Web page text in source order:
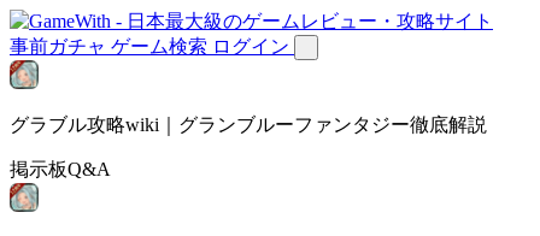
事前ガチャ ゲーム検索 ログイン
グラブル攻略wiki｜グランブルーファンタジー徹底解説
掲示板Q&A